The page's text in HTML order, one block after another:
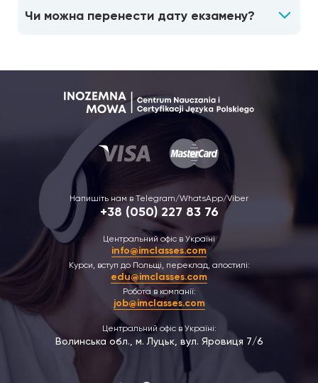
Чи можна перенести дату екзамену?
Напишіть нам в Telegram/WhatsApp/Viber
+38 (050) 227 83 76
Центральний офіс в Україні
info@imclasses.com
Курси, вступ до Польщі, переклад, апостилі:
edu@imclasses.com
Робота в компанії:
job@imclasses.com
Центральний офіс в Україні:
Волинська обл., м. Луцьк, вул. Яровиця 7/6